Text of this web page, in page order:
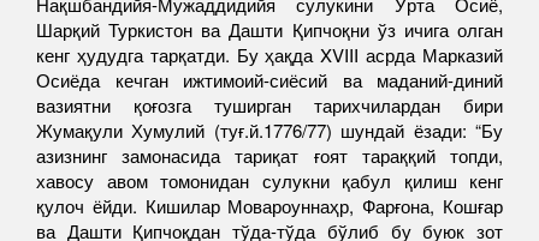
Шарқий Туркистон ва Дашти Қипчоқни ўз ичига олган
кенг ҳудудга тарқатди. Бу ҳақда XVIII асрда Марказий
Осиёда кечган ижтимоий-сиёсий ва маданий-диний
вазиятни қоғозга туширган тарихчилардан бири
Жумақули Хумулий (туғ.й.1776/77) шундай ёзади: “Бу
азизнинг замонасида тариқат ғоят тараққий топди,
хавосу авом томонидан сулукни қабул қилиш кенг
қулоч ёйди. Кишилар Мовароуннаҳр, Фарғона, Кошғар
ва Дашти Қипчоқдан тўда-тўда бўлиб бу буюк зот